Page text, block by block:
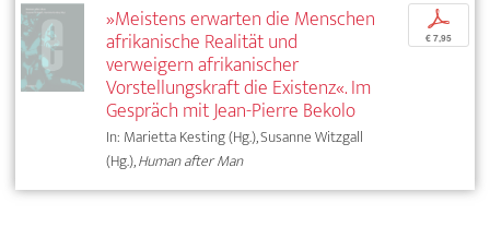
»Meistens erwarten die Menschen
afrikanische Realität und
verweigern afrikanischer
Vorstellungskraft die Existenz«. Im
Gespräch mit Jean-Pierre Bekolo
In: Marietta Kesting (Hg.), Susanne Witzgall
(Hg.),Human after Man
p
€ 7,95